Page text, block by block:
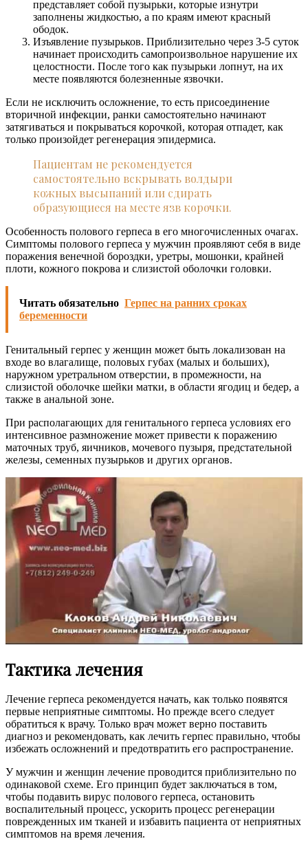
представляет собой пузырьки, которые изнутри
заполнены жидкостью, а по краям имеют красный
ободок.
Изъявление пузырьков. Приблизительно через 3-5 суток
начинает происходить самопроизвольное нарушение их
целостности. После того как пузырьки лопнут, на их
месте появляются болезненные язвочки.
Если не исключить осложнение, то есть присоединение
вторичной инфекции, ранки самостоятельно начинают
затягиваться и покрываться корочкой, которая отпадет, как
только произойдет регенерация эпидермиса.
Пациентам не рекомендуется
самостоятельно вскрывать волдыри
кожных высыпаний или сдирать
образующиеся на месте язв корочки.
Особенность полового герпеса в его многочисленных очагах.
Симптомы полового герпеса у мужчин проявляют себя в виде
поражения венечной бороздки, уретры, мошонки, крайней
плоти, кожного покрова и слизистой оболочки головки.
Читать обязательно Герпес на ранних сроках
беременности
Генитальный герпес у женщин может быть локализован на
входе во влагалище, половых губах (малых и больших),
наружном уретральном отверстии, в промежности, на
слизистой оболочке шейки матки, в области ягодиц и бедер, а
также в анальной зоне.
При располагающих для генитального герпеса условиях его
интенсивное размножение может привести к поражению
маточных труб, яичников, мочевого пузыря, предстательной
железы, семенных пузырьков и других органов.
Тактика лечения
Лечение герпеса рекомендуется начать, как только появятся
первые неприятные симптомы. Но прежде всего следует
обратиться к врачу. Только врач может верно поставить
диагноз и рекомендовать, как лечить герпес правильно, чтобы
избежать осложнений и предотвратить его распространение.
У мужчин и женщин лечение проводится приблизительно по
одинаковой схеме. Его принцип будет заключаться в том,
чтобы подавить вирус полового герпеса, остановить
воспалительный процесс, ускорить процесс регенерации
поврежденных им тканей и избавить пациента от неприятных
симптомов на время лечения.